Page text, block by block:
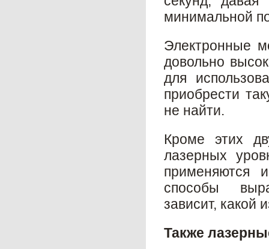
минимальной
Электронные
довольно
для
приобрести
не найти.
Кроме этих
лазерных
применяются
способы
зависит, какой
Также